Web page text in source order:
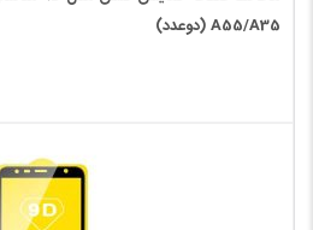
A55/A35 (دوعدد)